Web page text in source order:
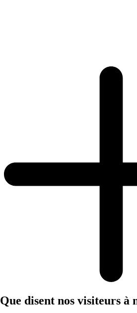
Que disent nos visiteurs à